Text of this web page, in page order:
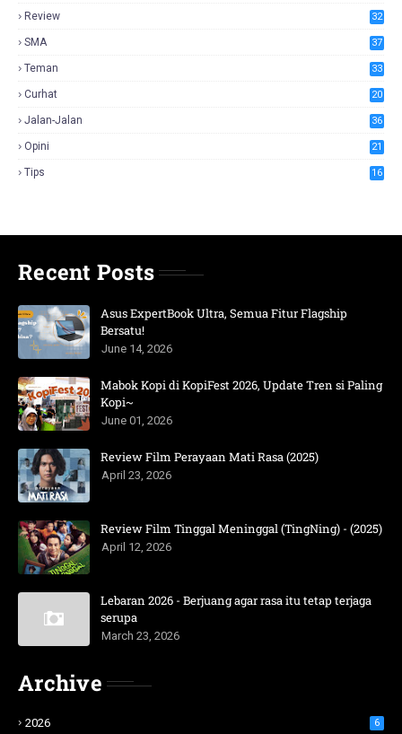
Review 32
SMA 37
Teman 33
Curhat 20
Jalan-Jalan 36
Opini 21
Tips 16
Recent Posts
Asus ExpertBook Ultra, Semua Fitur Flagship
Bersatu!
June 14, 2026
Mabok Kopi di KopiFest 2026, Update Tren si Paling
Kopi~
June 01, 2026
Review Film Perayaan Mati Rasa (2025)
April 23, 2026
Review Film Tinggal Meninggal (TingNing) - (2025)
April 12, 2026
Lebaran 2026 - Berjuang agar rasa itu tetap terjaga
serupa
March 23, 2026
Archive
2026 6